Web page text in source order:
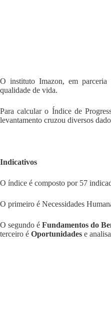
O instituto Imazon, em parceria
qualidade de vida.
Para calcular o Índice de
levantamento cruzou diversos
Indicativos
O índice é composto por 57
O primeiro é Necessidades
O segundo éFundamentos do
terceiro é Oportunidades e